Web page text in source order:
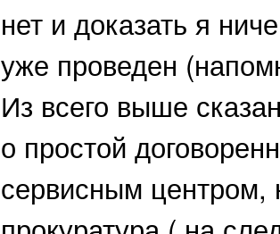
нет и доказать я
уже проведен
Из всего выше
о простой
сервисным центром,